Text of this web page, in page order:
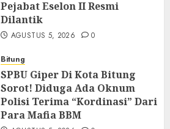
Pejabat Eselon II Resmi
Dilantik
AGUSTUS 5, 2026 0
Bitung
SPBU Giper Di Kota Bitung
Sorot! Diduga Ada Oknum
Polisi Terima “Kordinasi” Dari
Para Mafia BBM